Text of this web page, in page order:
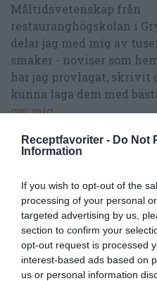
Receptfavoriter - Do Not
Information
If you wish to opt-out of the
processing of your personal
targeted advertising by us,
section to confirm your
opt-out request is processed
interest-based ads based on
us or personal information
Måltidsvetenskap från
restauranghögskolan i
delar jag med mig av
smaker - noviser som
har jag provlagat, skrivit
kunna laga dem med
om mig.
Tillbehör och
RECEPT